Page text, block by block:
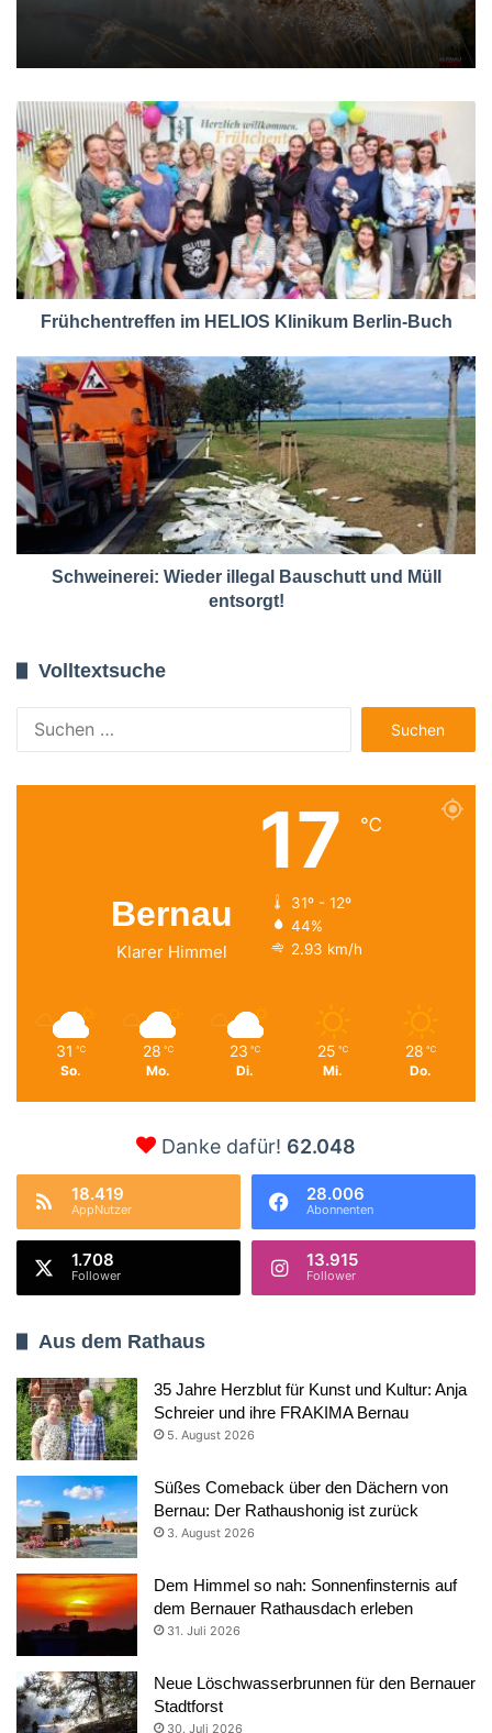
Frühchentreffen im HELIOS Klinikum Berlin-Buch
Schweinerei: Wieder illegal Bauschutt und Müll
entsorgt!
Volltextsuche
nach:
Bernau
Klarer Himmel
17 ℃
31º - 12º
44%
2.93 km/h
31 ℃
So.
28 ℃
Mo.
23 ℃
Di.
25 ℃
Mi.
28 ℃
Do.
Danke dafür! 62.048
18.419
AppNutzer
28.006
Abonnenten
1.708
Follower
13.915
Follower
Aus dem Rathaus
35 Jahre Herzblut für Kunst und Kultur: Anja
Schreier und ihre FRAKIMA Bernau
5. August 2026
Süßes Comeback über den Dächern von
Bernau: Der Rathaushonig ist zurück
3. August 2026
Dem Himmel so nah: Sonnenfinsternis auf
dem Bernauer Rathausdach erleben
31. Juli 2026
Neue Löschwasserbrunnen für den Bernauer
Stadtforst
30. Juli 2026